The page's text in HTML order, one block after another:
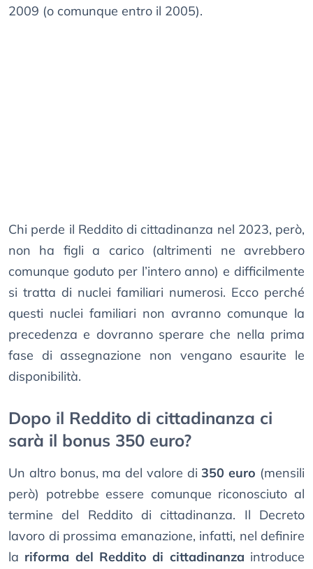
2009 (o comunque entro il 2005).
Chi perde il Reddito di cittadinanza nel 2023, però,
non ha figli a carico (altrimenti ne avrebbero
comunque goduto per l’intero anno) e difficilmente
si tratta di nuclei familiari numerosi. Ecco perché
questi nuclei familiari non avranno comunque la
precedenza e dovranno sperare che nella prima
fase di assegnazione non vengano esaurite le
disponibilità.
Dopo il Reddito di cittadinanza ci
sarà il bonus 350 euro?
Un altro bonus, ma del valore di350 euro (mensili
però) potrebbe essere comunque riconosciuto al
termine del Reddito di cittadinanza. Il Decreto
lavoro di prossima emanazione, infatti, nel definire
la riforma del Reddito di cittadinanza introduce